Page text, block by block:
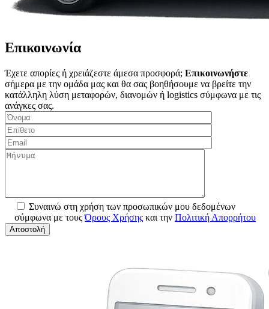
Επικοινωνία
Έχετε απορίες ή χρειάζεστε άμεσα προσφορά; Επικοινωνήστε
σήμερα με την ομάδα μας και θα σας βοηθήσουμε να βρείτε την
κατάλληλη λύση μεταφορών, διανομών ή logistics σύμφωνα με τις
ανάγκες σας.
Συναινώ στη χρήση των προσωπικών μου δεδομένων
σύμφωνα με τουςΌρους Χρήσης και την Πολιτική Απορρήτου